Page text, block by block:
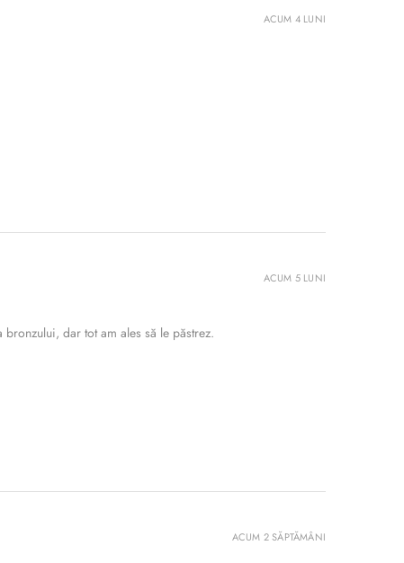
ACUM 4 LUNI
dar tot am ales să le păstrez.
ACUM 5 LUNI
ACUM 2 SĂPTĂMÂNI